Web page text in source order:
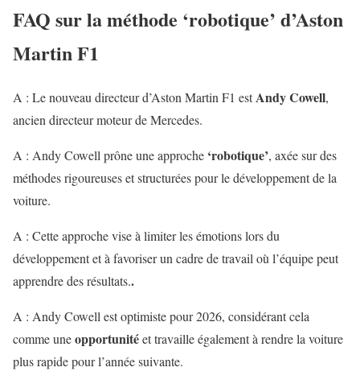
FAQ sur la méthode ‘robotique’ d’Aston
Martin F1
A : Le nouveau directeur d’Aston Martin F1 estAndy Cowell,
ancien directeur moteur de Mercedes.
A : Andy Cowell prône une approche ‘robotique’, axée sur des
méthodes rigoureuses et structurées pour le développement de la
voiture.
A : Cette approche vise à limiter les émotions lors du
développement et à favoriser un cadre de travail où l’équipe peut
apprendre des résultats..
A : Andy Cowell est optimiste pour 2026, considérant cela
comme uneopportunitéet travaille également à rendre la voiture
plus rapide pour l’année suivante.